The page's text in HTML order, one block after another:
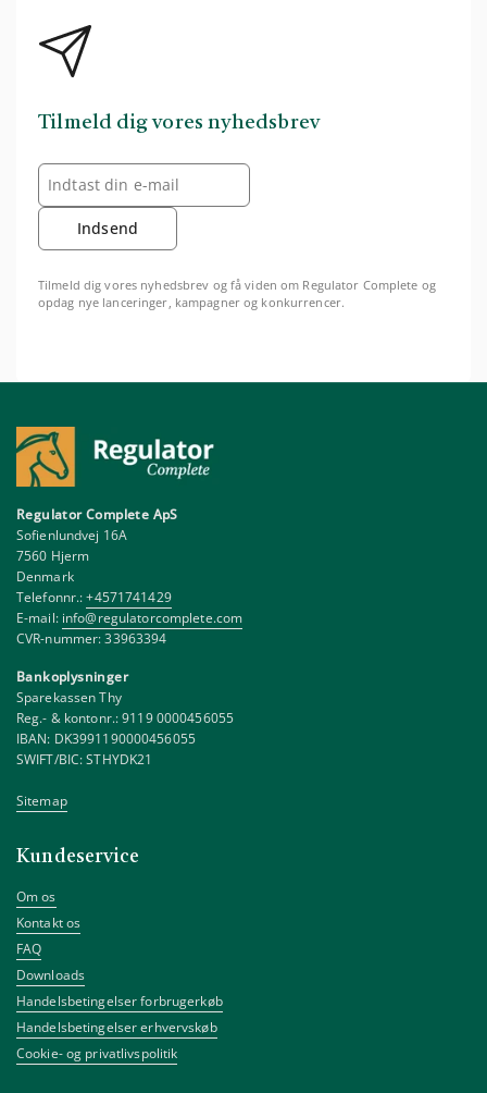
Tilmeld dig vores nyhedsbrev
Indsend
Tilmeld dig vores nyhedsbrev og få viden om Regulator Complete og
opdag nye lanceringer, kampagner og konkurrencer.
Regulator Complete ApS
Sofienlundvej 16A
7560 Hjerm
Denmark
Telefonnr.:+4571741429
E-mail: info@regulatorcomplete.com
CVR-nummer: 33963394
Bankoplysninger
Sparekassen Thy
Reg.- & kontonr.: 9119 0000456055
IBAN: DK3991190000456055
SWIFT/BIC: STHYDK21
Sitemap
Kundeservice
Om os
Kontakt os
FAQ
Downloads
Handelsbetingelser forbrugerkøb
Handelsbetingelser erhvervskøb
Cookie- og privatlivspolitik